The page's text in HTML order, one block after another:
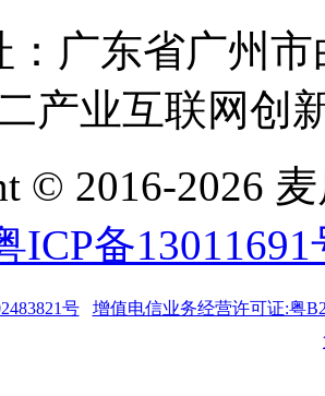
：广东省广州
产业互联网创
© 2016-2026
ICP备13011691
号
增值电信业务经营许可证:粤